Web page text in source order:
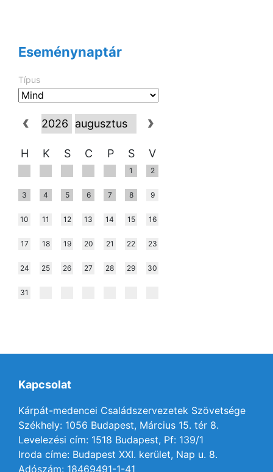
Eseménynaptár
Típus
H K S C P S V
1 2
3 4 5 6 7 8 9
10 11 12 13 14 15 16
17 18 19 20 21 22 23
24 25 26 27 28 29 30
31
Kapcsolat
Kárpát-medencei Családszervezetek Szövetsége
Székhely: 1056 Budapest, Március 15. tér 8.
Levelezési cím: 1518 Budapest, Pf: 139/1
Iroda címe: Budapest XXI. kerület, Nap u. 8.
Adószám: 18469491-1-41